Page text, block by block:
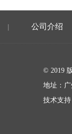
| 公司介绍
© 2019
地址：
技术支